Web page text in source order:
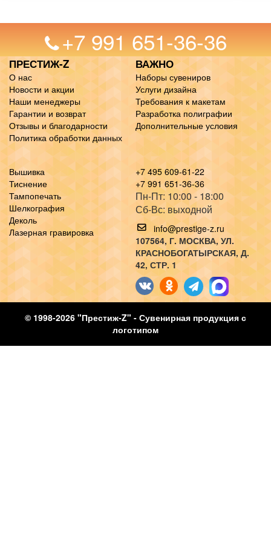
+7 991 651-36-36
ПРЕСТИЖ-Z
О нас
Новости и акции
Наши менеджеры
Гарантии и возврат
Отзывы и благодарности
Политика обработки данных
ВАЖНО
Наборы сувениров
Услуги дизайна
Требования к макетам
Разработка полиграфии
Дополнительные условия
Вышивка
Тиснение
Тампопечать
Шелкография
Деколь
Лазерная гравировка
+7 495 609-61-22
+7 991 651-36-36
Пн-Пт: 10:00 - 18:00
Сб-Вс: выходной
info@prestige-z.ru
107564, Г. МОСКВА, УЛ.
КРАСНОБОГАТЫРСКАЯ, Д.
42, СТР. 1
© 1998-2026 "Престиж-Z" - Сувенирная продукция с
логотипом